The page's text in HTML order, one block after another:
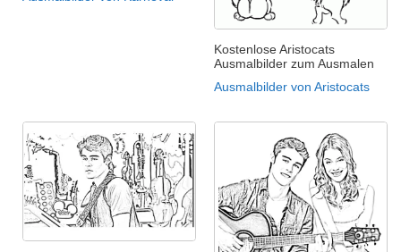
Kostenlose Aristocats
Ausmalbilder zum Ausmalen
Ausmalbilder von Aristocats